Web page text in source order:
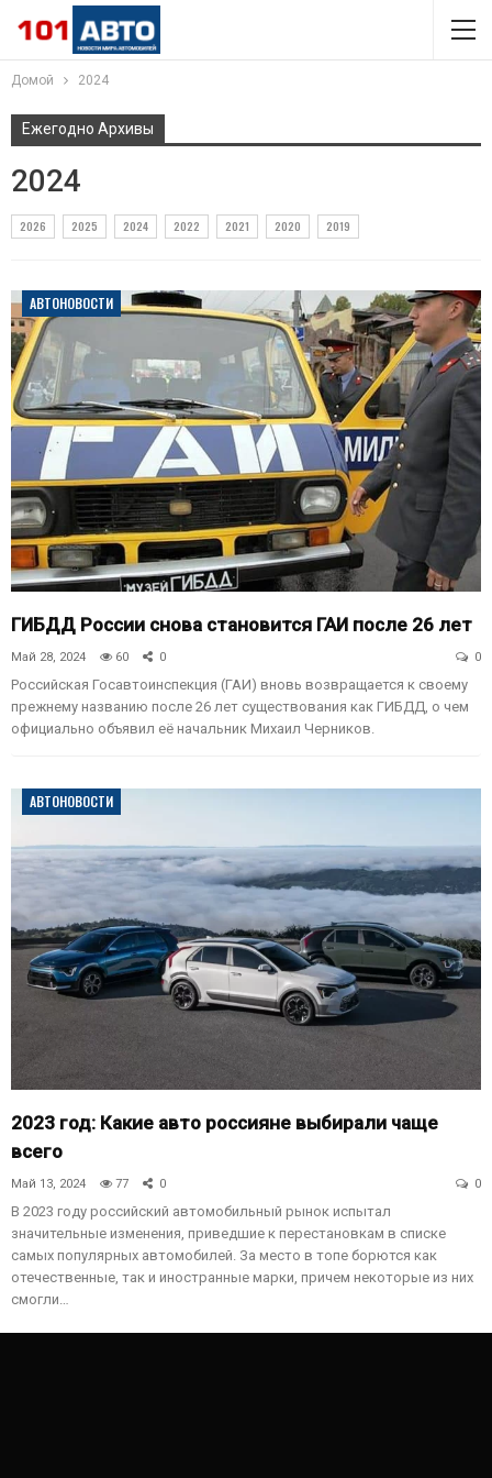
Домой 2024
Ежегодно Архивы
2024
2026 2025 2024 2022 2021 2020 2019
АВТОНОВОСТИ
ГИБДД России снова становится ГАИ после 26 лет
Май 28, 2024 60 0 0
Российская Госавтоинспекция (ГАИ) вновь возвращается к своему
прежнему названию после 26 лет существования как ГИБДД, о чем
официально объявил её начальник Михаил Черников.
АВТОНОВОСТИ
2023 год: Какие авто россияне выбирали чаще
всего
Май 13, 2024 77 0 0
В 2023 году российский автомобильный рынок испытал
значительные изменения, приведшие к перестановкам в списке
самых популярных автомобилей. За место в топе борются как
отечественные, так и иностранные марки, причем некоторые из них
смогли…